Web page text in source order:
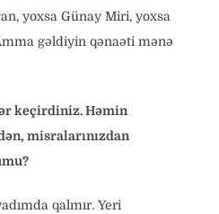
yoxsa Günay Miri, yoxsa
gəldiyin qənaəti mənə
keçirdiniz. Həmin
misralarınızdan
qalmır. Yeri